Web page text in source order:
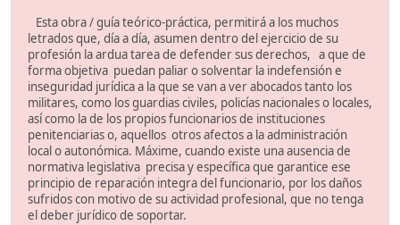
Esta obra / guía teórico-práctica, permitirá a los muchos
letrados que, día a día, asumen dentro del ejercicio de su
profesión la ardua tarea de defender sus derechos, a que de
forma objetiva puedan paliar o solventar la indefensión e
inseguridad jurídica a la que se van a ver abocados tanto los
militares, como los guardias civiles, policías nacionales o locales,
así como la de los propios funcionarios de instituciones
penitenciarias o, aquellos otros afectos a la administración
local o autonómica. Máxime, cuando existe una ausencia de
normativa legislativa precisa y específica que garantice ese
principio de reparación integra del funcionario, por los daños
sufridos con motivo de su actividad profesional, que no tenga
el deber jurídico de soportar.